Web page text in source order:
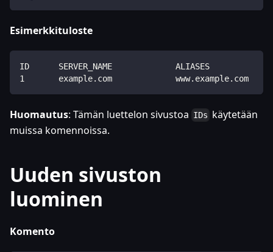
Esimerkkituloste
ID      SERVER_NAME             ALIASES
1       example.com             www.example.com
Huomautus: Tämän luettelon sivustoa IDs käytetään
muissa komennoissa.
Uuden sivuston
luominen
Komento